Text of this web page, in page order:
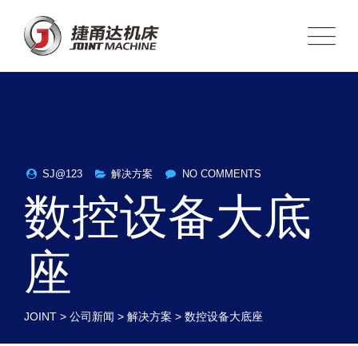
SJ@123 解决方案 NO COMMENTS
数控设备大底
座
JOINT > 公司新闻 > 解决方案 > 数控设备大底座